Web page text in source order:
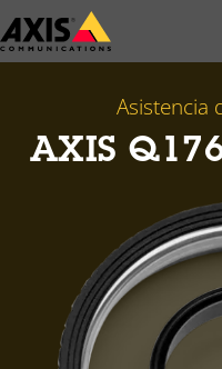
Saltar
al
Asistencia
AXIS